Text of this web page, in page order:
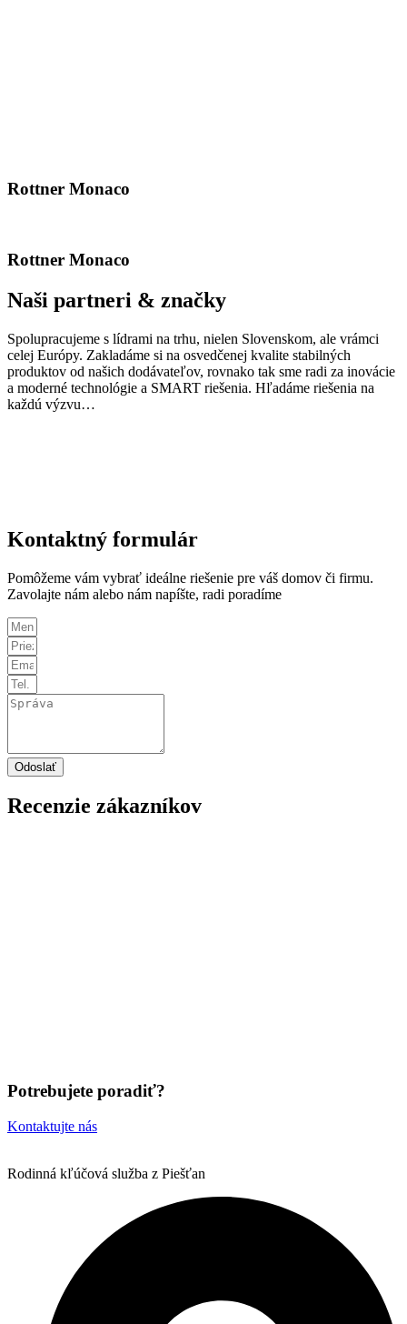
Rottner Monaco
Rottner Monaco
Naši partneri & značky
Spolupracujeme s lídrami na trhu, nielen Slovenskom, ale vrámci
celej Európy. Zakladáme si na osvedčenej kvalite stabilných
produktov od našich dodávateľov, rovnako tak sme radi za inovácie
a moderné technológie a SMART riešenia. Hľadáme riešenia na
každú výzvu…
Kontaktný formulár
Pomôžeme vám vybrať ideálne riešenie pre váš domov či firmu.
Zavolajte nám alebo nám napíšte, radi poradíme
Odoslať
Recenzie zákazníkov
Potrebujete poradiť?
Kontaktujte nás
Rodinná kľúčová služba z Piešťan